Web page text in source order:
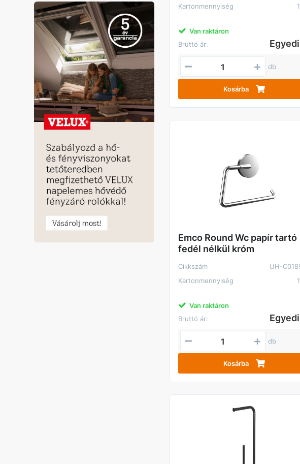
Kartonmennyiség
Van raktáron
Bruttó ár:
db
Kosárba
Emco Round Wc papír tartó
fedél nélkül króm
Cikkszám
UH-
Kartonmennyiség
Van raktáron
Bruttó ár:
db
Kosárba